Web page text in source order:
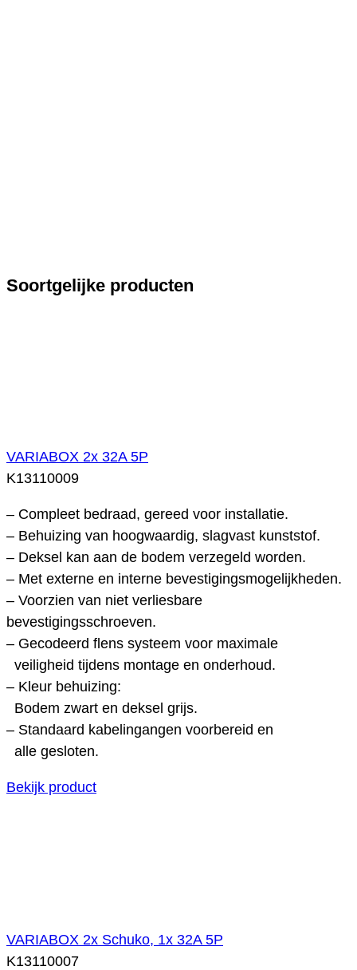
Soortgelijke producten
VARIABOX 2x 32A 5P
K13110009
– Compleet bedraad, gereed voor installatie.
– Behuizing van hoogwaardig, slagvast kunststof.
– Deksel kan aan de bodem verzegeld worden.
– Met externe en interne bevestigingsmogelijkheden.
– Voorzien van niet verliesbare
bevestigingsschroeven.
– Gecodeerd flens systeem voor maximale
veiligheid tijdens montage en onderhoud.
– Kleur behuizing:
Bodem zwart en deksel grijs.
– Standaard kabelingangen voorbereid en
alle gesloten.
Bekijk product
VARIABOX 2x Schuko, 1x 32A 5P
K13110007